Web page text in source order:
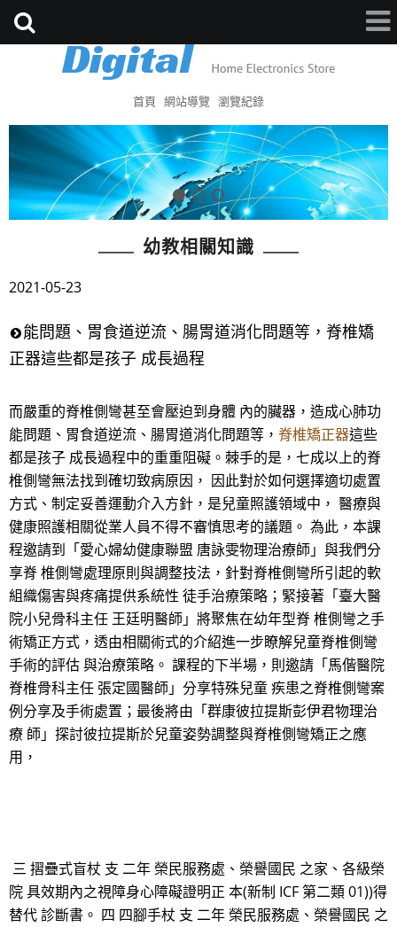
首頁 網站導覽 瀏覽紀錄
幼教相關知識
2021-05-23
能問題、胃食道逆流、腸胃道消化問題等，脊椎矯
正器這些都是孩子 成長過程
而嚴重的脊椎側彎甚至會壓迫到身體 內的臟器，造成心肺功
能問題、胃食道逆流、腸胃道消化問題等， 脊椎矯正器這些
都是孩子 成長過程中的重重阻礙。棘手的是，七成以上的脊
椎側彎無法找到確切致病原因， 因此對於如何選擇適切處置
方式、制定妥善運動介入方針，是兒童照護領域中， 醫療與
健康照護相關從業人員不得不審慎思考的議題。 為此，本課
程邀請到「愛心婦幼健康聯盟 唐詠雯物理治療師」與我們分
享脊 椎側彎處理原則與調整技法，針對脊椎側彎所引起的軟
組織傷害與疼痛提供系統性 徒手治療策略；緊接著「臺大醫
院小兒骨科主任 王廷明醫師」將聚焦在幼年型脊 椎側彎之手
術矯正方式，透由相關術式的介紹進一步瞭解兒童脊椎側彎
手術的評估 與治療策略。 課程的下半場，則邀請「馬偕醫院
脊椎骨科主任 張定國醫師」分享特殊兒童 疾患之脊椎側彎案
例分享及手術處置；最後將由「群康彼拉提斯彭伊君物理治
療 師」探討彼拉提斯於兒童姿勢調整與脊椎側彎矯正之應
用，
三 摺疊式盲杖 支 二年 榮民服務處、榮譽國民 之家、各級榮
院 具效期內之視障身心障礙證明正 本(新制 ICF 第二類 01))得
替代 診斷書。 四 四腳手杖 支 二年 榮民服務處、榮譽國民 之